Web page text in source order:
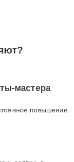
мастера
повышение